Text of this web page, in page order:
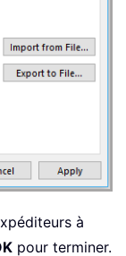
à
pour terminer.